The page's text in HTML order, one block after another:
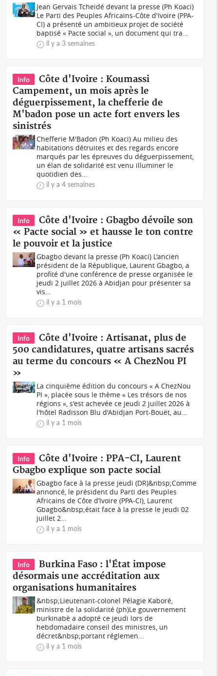
Jean Gervais Tcheidé devant la presse (Ph Koaci)
Le Parti des Peuples Africains-Côte d'Ivoire (PPA-
CI) a présenté un ambitieux projet de société
baptisé « Pacte social », un document qui tra...
il y a 3 semaines
Info
Côte d'Ivoire : Koumassi
Campement, un mois après le
déguerpissement, la chefferie de
M'badon pose un acte fort envers les
sinistrés
Chefferie M'Badon (Ph Koaci) Au milieu des
habitations détruites et des regards encore
marqués par les épreuves du déguerpissement,
un élan de solidarité est venu illuminer le
quotidien des...
il y a 4 semaines
Info
Côte d'Ivoire : Gbagbo dévoile son
« Pacte social » et hausse le ton contre
le pouvoir et la justice
Gbagbo devant la presse (Ph Koaci) L'ancien
président de la République, Laurent Gbagbo, a
profité d'une conférence de presse organisée le
jeudi 2 juillet 2026 à Abidjan pour présenter sa
vis...
il y a 1 mois
Info
Côte d'Ivoire : Artisanat, plus de
500 candidatures, quatre artisans sacrés
au terme du concours « A ChezNou PI
»
La cinquième édition du concours « A ChezNou
PI », placée sous le thème « Les trésors de nos
régions », s'est achevée ce jeudi 2 juillet 2026 à
l'hôtel Radisson Blu d'Abidjan Port-Bouët, au...
il y a 1 mois
Info
Côte d'Ivoire : PPA-CI, Laurent
Gbagbo explique son pacte social
Gbagbo face à la presse jeudi (DR)&nbsp;Comme
annoncé, le président du Parti des Peuples
Africains de Côte d’Ivoire (PPA-CI), Laurent
Gbagbo&nbsp;était face à la presse le jeudi 02
juillet 2...
il y a 1 mois
Info
Burkina Faso : l'État impose
désormais une accréditation aux
organisations humanitaires
&nbsp;Lieutenant-colonel Pélagie Kaboré,
ministre de la solidarité (ph)Le gouvernement
burkinabè a adopté ce jeudi lors de
hebdomadaire conseil des ministres, un
décret&nbsp;portant réglemen...
il y a 1 mois